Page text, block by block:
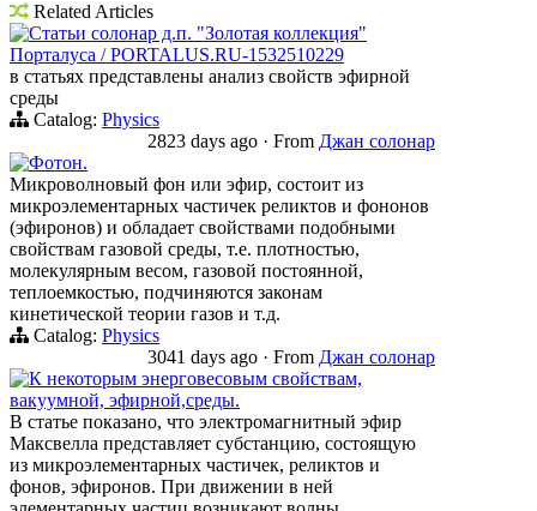
Related Articles
Статьи солонар д.п. "Золотая коллекция"
Порталуса / PORTALUS.RU-1532510229
в статьях представлены анализ свойств эфирной
среды
Catalog: Physics
2823 days ago · From Джан солонар
Фотон.
Микроволновый фон или эфир, состоит из
микроэлементарных частичек реликтов и фононов
(эфиронов) и обладает свойствами подобными
свойствам газовой среды, т.е. плотностью,
молекулярным весом, газовой постоянной,
теплоемкостью, подчиняются законам
кинетической теории газов и т.д.
Catalog: Physics
3041 days ago · From Джан солонар
К некоторым энерговесовым свойствам,
вакуумной, эфирной,среды.
В статье показано, что электромагнитный эфир
Максвелла представляет субстанцию, состоящую
из микроэлементарных частичек, реликтов и
фонов, эфиронов. При движении в ней